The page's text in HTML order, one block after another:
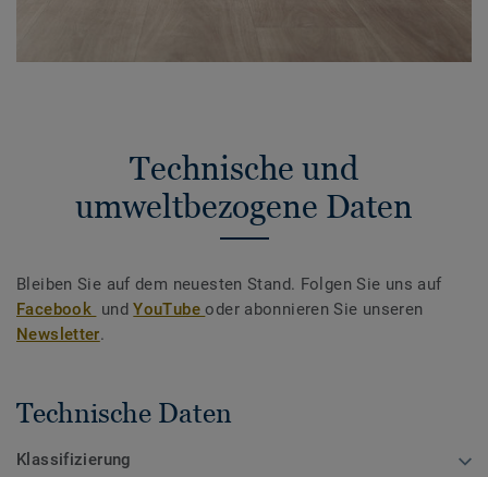
Technische und
umweltbezogene Daten
Bleiben Sie auf dem neuesten Stand. Folgen Sie uns auf
Facebook undYouTubeoder abonnieren Sie unseren
Newsletter.
Technische Daten
Klassifizierung